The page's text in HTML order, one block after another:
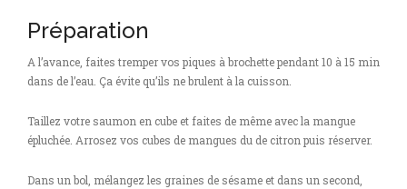
Préparation
A l’avance, faites tremper vos piques à brochette pendant 10 à 15 min
dans de l’eau. Ça évite qu’ils ne brulent à la cuisson.
Taillez votre saumon en cube et faites de même avec la mangue
épluchée. Arrosez vos cubes de mangues du de citron puis réserver.
Dans un bol, mélangez les graines de sésame et dans un second,